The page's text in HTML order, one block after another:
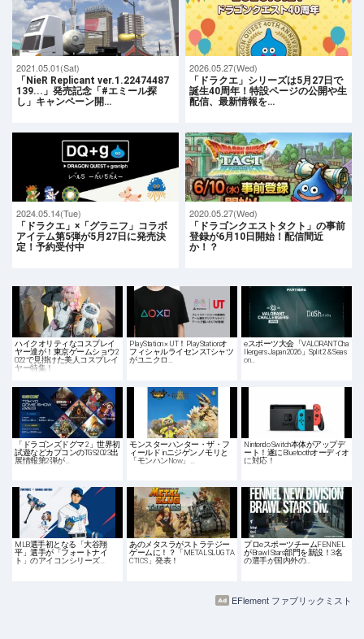
2021.05.01(Sat)
「NieR Replicant ver.1.22474487
139...」発売記念「#エミール探
し」キャンペーン開…
2026.05.27(Wed)
「ドラクエ」シリーズは5月27日で
誕生40周年！特設ページの公開や生
配信、最新情報を…
2024.05.14(Tue)
「ドラクエ」×「グラニフ」コラボ
アイテム第5弾が5月27日に発売決
定！予約受付中
2020.05.27(Wed)
「ドラゴンクエストタクト」の事前
登録が6月10日開始！配信間近
か！？
ハイクオリティなコスプレイ
ヤー達が！東京ゲームショウ2
022で見掛けた美人コスプレイ
ヤー特集！
PlayStation × UT！PlayStationオ
フィシャルライセンスTシャツ
がユニクロ…
eスポーツ大会「VALORANT Cha
llengers Japan 2026」Split 2 & Seas
on…
「ドラゴンズドグマ 2」世界初
試遊などカプコンのTGS2023出
展情報第2弾が…
モンスターハンター・ザ・フ
ィールド inニジゲンノモリと
「モンハンNow」…
Nintendo Switch本体がアップデ
ート！遂にBluetoothオーディオ
に対応！
MLB選手初となる「大谷翔
平」選手が「フォートナイ
ト」のアイコンシリーズ…
あのメタスラがストラテジー
ゲームに！？「METAL SLUG TA
CTICS」発表！
プロeスポーツチームFENNEL
がBrawl Stars部門を新設！3名
の選手が国内外の…
EFlement ファブリックミスト